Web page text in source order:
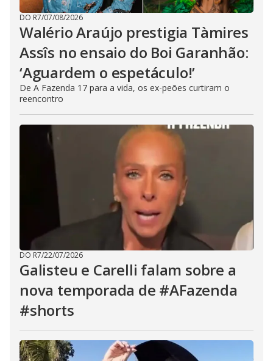
DO R7/07/08/2026
Walério Araújo prestigia Tàmires
Assîs no ensaio do Boi Garanhão:
‘Aguardem o espetáculo!’
De A Fazenda 17 para a vida, os ex-peões curtiram o
reencontro
DO R7/22/07/2026
Galisteu e Carelli falam sobre a
nova temporada de #AFazenda
#shorts